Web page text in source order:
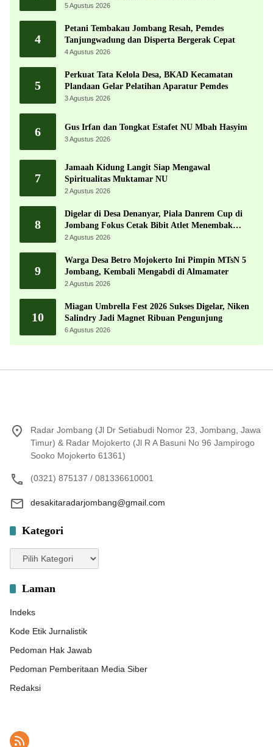
Kemerdekaan Terbesar di Peterongan
5 Agustus 2026
4
Petani Tembakau Jombang Resah, Pemdes
Tanjungwadung dan Disperta Bergerak Cepat
4 Agustus 2026
5
Perkuat Tata Kelola Desa, BKAD Kecamatan
Plandaan Gelar Pelatihan Aparatur Pemdes
3 Agustus 2026
6 Gus Irfan dan Tongkat Estafet NU Mbah Hasyim
3 Agustus 2026
7
Jamaah Kidung Langit Siap Mengawal
Spiritualitas Muktamar NU
2 Agustus 2026
8
Digelar di Desa Denanyar, Piala Danrem Cup di
Jombang Fokus Cetak Bibit Atlet Menembak
Berprestasi
2 Agustus 2026
9
Warga Desa Betro Mojokerto Ini Pimpin MTsN 5
Jombang, Kembali Mengabdi di Almamater
2 Agustus 2026
10
Miagan Umbrella Fest 2026 Sukses Digelar, Niken
Salindry Jadi Magnet Ribuan Pengunjung
6 Agustus 2026
Radar Jombang (Jl Dr Setiabudi Nomor 23, Jombang, Jawa
Timur) & Radar Mojokerto (Jl R A Basuni No 96 Jampirogo
Sooko Mojokerto 61361)
(0321) 875137 / 081336610001
desakitaradarjombang@gmail.com
Kategori
Kategori
Laman
Indeks
Kode Etik Jurnalistik
Pedoman Hak Jawab
Pedoman Pemberitaan Media Siber
Redaksi